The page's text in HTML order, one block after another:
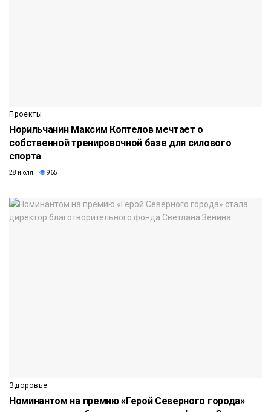
Проекты
Норильчанин Максим Коптелов мечтает о
собственной тренировочной базе для силового
спорта
28 июля 965
Здоровье
Номинантом на премию «Герой Северного города»